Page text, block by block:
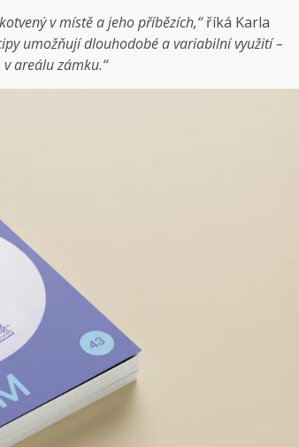
v místě a jeho příbězích,“říká Karla
umožňují dlouhodobé a variabilní využití –
areálu zámku.“